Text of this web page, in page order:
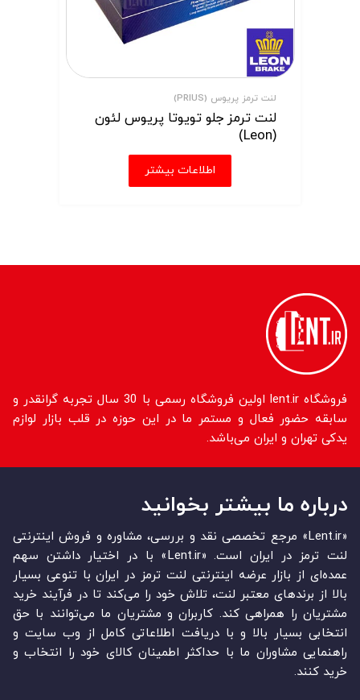
لنت ترمز پریوس (PRIUS)
لنت ترمز جلو تویوتا پریوس لئون
(Leon)
اطلاعات بیشتر
فروشگاه lent.ir اولین فروشگاه رسمی با 30 سال تجربه گرانقدر و
سابقه حضور فعال و مستمر ما در این حوزه در قلب بازار لوازم
یدکی تهران و ایران می‌باشد.
درباره ما بیشتر بخوانید
«Lent.ir» مرجع تخصصی نقد و بررسی، مشاوره و فروش اینترنتی
لنت ترمز در ایران است. «Lent.ir» با در اختیار داشتن سهم
عمده‏‌ای از بازار عرضه اینترنتی لنت ترمز در ایران با تنوعی بسیار
بالا از برندهای معتبر لنت، تلاش خود را می‌‏‏کند تا در فرآیند خرید
مشتریان را همراهی کند. کاربران و مشتریان ما می‏‏‌توانند با حق
انتخابی بسیار بالا و با دریافت اطلاعاتی کامل از وب سایت و
راهنمایی مشاوران ما با حداکثر اطمینان کالای خود را انتخاب و
خرید کنند.